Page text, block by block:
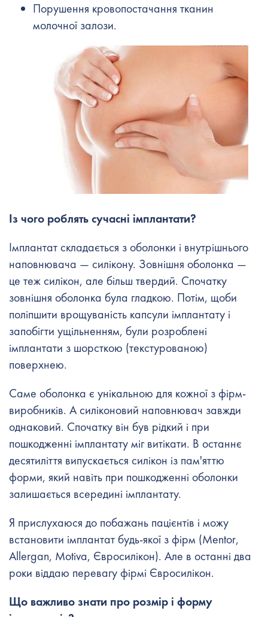
Порушення кровопостачання тканин
молочної залози.
Із чого роблять сучасні імплантати?
Імплантат складається з оболонки і внутрішнього
наповнювача — силікону. Зовнішня оболонка —
це теж силікон, але більш твердий. Спочатку
зовнішня оболонка була гладкою. Потім, щоби
поліпшити врощуваність капсули імплантату і
запобігти ущільненням, були розроблені
імплантати з шорсткою (текстурованою)
поверхнею.
Саме оболонка є унікальною для кожної з фірм-
виробників. А силіконовий наповнювач завжди
однаковий. Спочатку він був рідкий і при
пошкодженні імплантату міг витікати. В останнє
десятиліття випускається силікон із пам'яттю
форми, який навіть при пошкодженні оболонки
залишається всередині імплантату.
Я прислухаюся до побажань пацієнтів і можу
встановити імплантат будь-якої з фірм (Mentor,
Allergan, Motiva, Євросилікон). Але в останні два
роки віддаю перевагу фірмі Євросилікон.
Що важливо знати про розмір і форму